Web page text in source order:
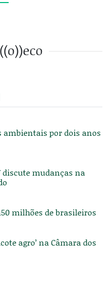
ambientais por dois anos
discute mudanças na
milhões de brasileiros
agro’ na Câmara dos